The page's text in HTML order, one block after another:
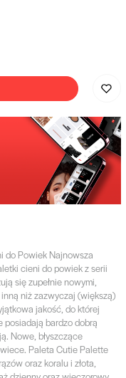
do Powiek Najnowsza
cieni do powiek z serii
się zupełnie nowymi,
niż zazwyczaj (większą)
jakość, do której
posiadają bardzo dobrą
Nowe, błyszczące
Paleta Cutie Palette
oraz koralu i złota,